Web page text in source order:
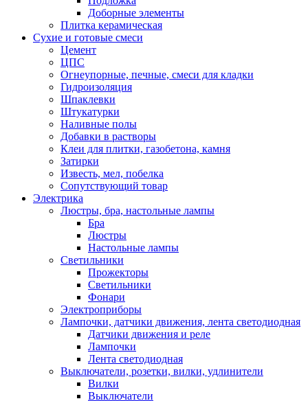
Доборные элементы
Плитка керамическая
Сухие и готовые смеси
Цемент
ЦПС
Огнеупорные, печные, смеси для кладки
Гидроизоляция
Шпаклевки
Штукатурки
Наливные полы
Добавки в растворы
Клеи для плитки, газобетона, камня
Затирки
Известь, мел, побелка
Сопутствующий товар
Электрика
Люстры, бра, настольные лампы
Бра
Люстры
Настольные лампы
Светильники
Прожекторы
Светильники
Фонари
Электроприборы
Лампочки, датчики движения, лента светодиодная
Датчики движения и реле
Лампочки
Лента светодиодная
Выключатели, розетки, вилки, удлинители
Вилки
Выключатели